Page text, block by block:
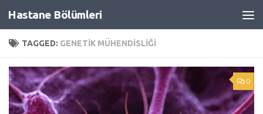
Skip to content
Hastane Bölümleri
TAGGED: GENETIK MÜHENDISLIĞI
0